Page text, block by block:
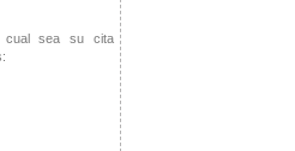
cual sea su cita